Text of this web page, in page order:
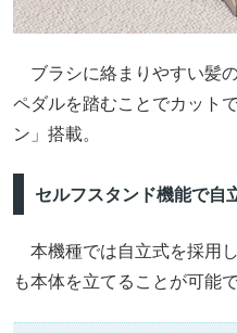
ブラシに絡まりやすい髪
ペダルを踏むことでカット
ン」搭載。
セルフスタンド機能で自
本機種では自立式を採用
も本体を立てることが可能で